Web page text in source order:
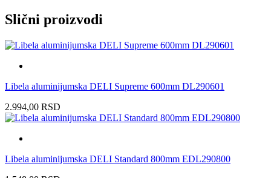
Slični proizvodi
Libela aluminijumska DELI Supreme 600mm DL290601
2.994,00 RSD
Libela aluminijumska DELI Standard 800mm EDL290800